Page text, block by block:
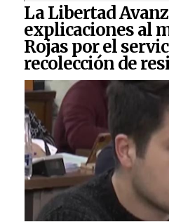
La Libertad
explicaciones al
Rojas por el
recolección de